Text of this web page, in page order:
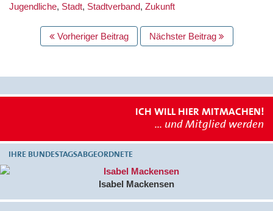
Jugendliche, Stadt, Stadtverband, Zukunft
BEITRAGS
NAVIGATION
Vorheriger Beitrag Nächster Beitrag
ICH WILL HIER MITMACHEN!
... und Mitglied werden
IHRE BUNDESTAGSABGEORDNETE
Isabel Mackensen